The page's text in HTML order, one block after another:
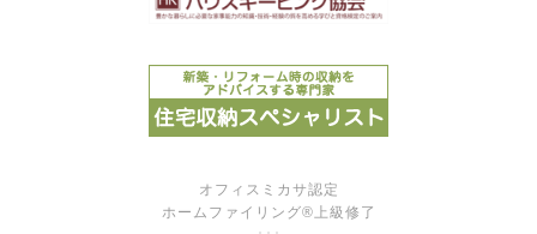
オフィスミカサ認定
ホームファイリング®上級修了